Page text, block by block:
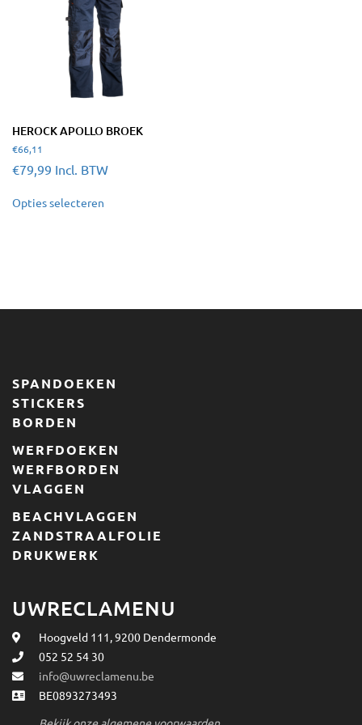
HEROCK APOLLO BROEK
€66,11
€79,99 Incl. BTW
Opties selecteren
productpagina
SPANDOEKEN
STICKERS
BORDEN
WERFDOEKEN
WERFBORDEN
VLAGGEN
BEACHVLAGGEN
ZANDSTRAALFOLIE
DRUKWERK
UWRECLAMENU
Hoogveld 111, 9200 Dendermonde
052 52 54 30
info@uwreclamenu.be
BE0893273493